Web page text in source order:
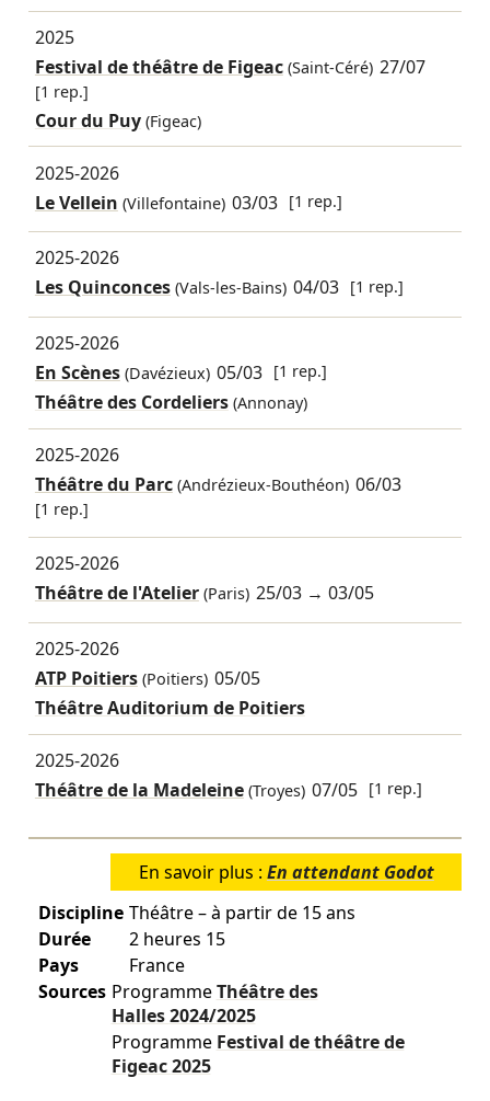
2025
Festival de théâtre de Figeac(Saint-Céré) 27/07
[1 rep.]
Cour du Puy (Figeac)
2025-2026
Le Vellein (Villefontaine) 03/03 [1 rep.]
2025-2026
Les Quinconces(Vals-les-Bains) 04/03 [1 rep.]
2025-2026
En Scènes(Davézieux) 05/03 [1 rep.]
Théâtre des Cordeliers (Annonay)
2025-2026
Théâtre du Parc(Andrézieux-Bouthéon) 06/03
[1 rep.]
2025-2026
Théâtre de l'Atelier(Paris) 25/03 →03/05
2025-2026
ATP Poitiers(Poitiers) 05/05
Théâtre Auditorium de Poitiers
2025-2026
Théâtre de la Madeleine(Troyes) 07/05 [1 rep.]
En savoir plus : En attendant Godot
Discipline Théâtre – à partir de 15 ans
Durée
2 heures 15
Pays
France
Sources ProgrammeThéâtre des
Halles2024/2025
Programme Festival de théâtre de
Figeac2025